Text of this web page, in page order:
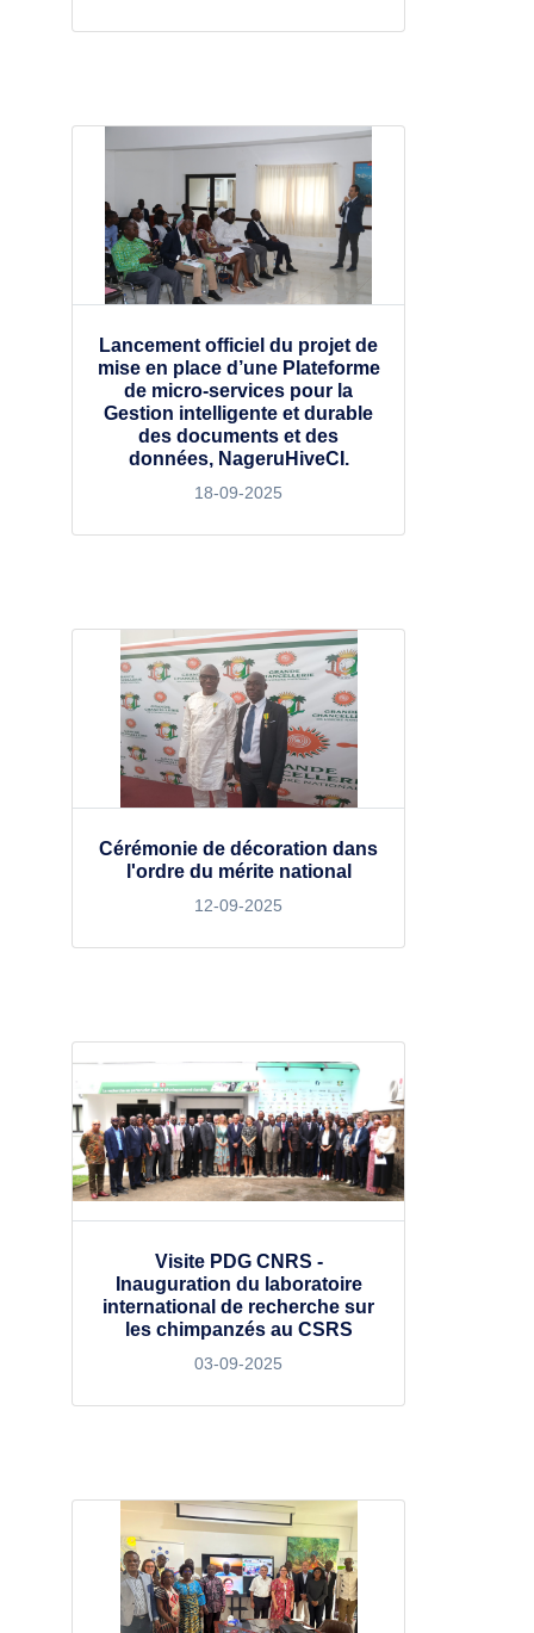
Lancement officiel du projet de
mise en place d’une Plateforme
de micro-services pour la
Gestion intelligente et durable
des documents et des
données, NageruHiveCI.
18-09-2025
Cérémonie de décoration dans
l'ordre du mérite national
12-09-2025
Visite PDG CNRS -
Inauguration du laboratoire
international de recherche sur
les chimpanzés au CSRS
03-09-2025